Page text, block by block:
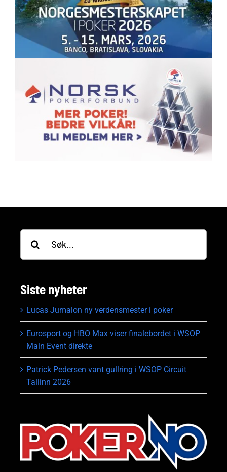
Søk
etter:
Siste nyheter
Lucas Jumalon ny verdensmester i poker
Eurosport og HBO Max viser finalebordet i WSOP
Main Event direkte
Patrick Pedersen vant gullring i WSOP Circuit
Tallinn 2026